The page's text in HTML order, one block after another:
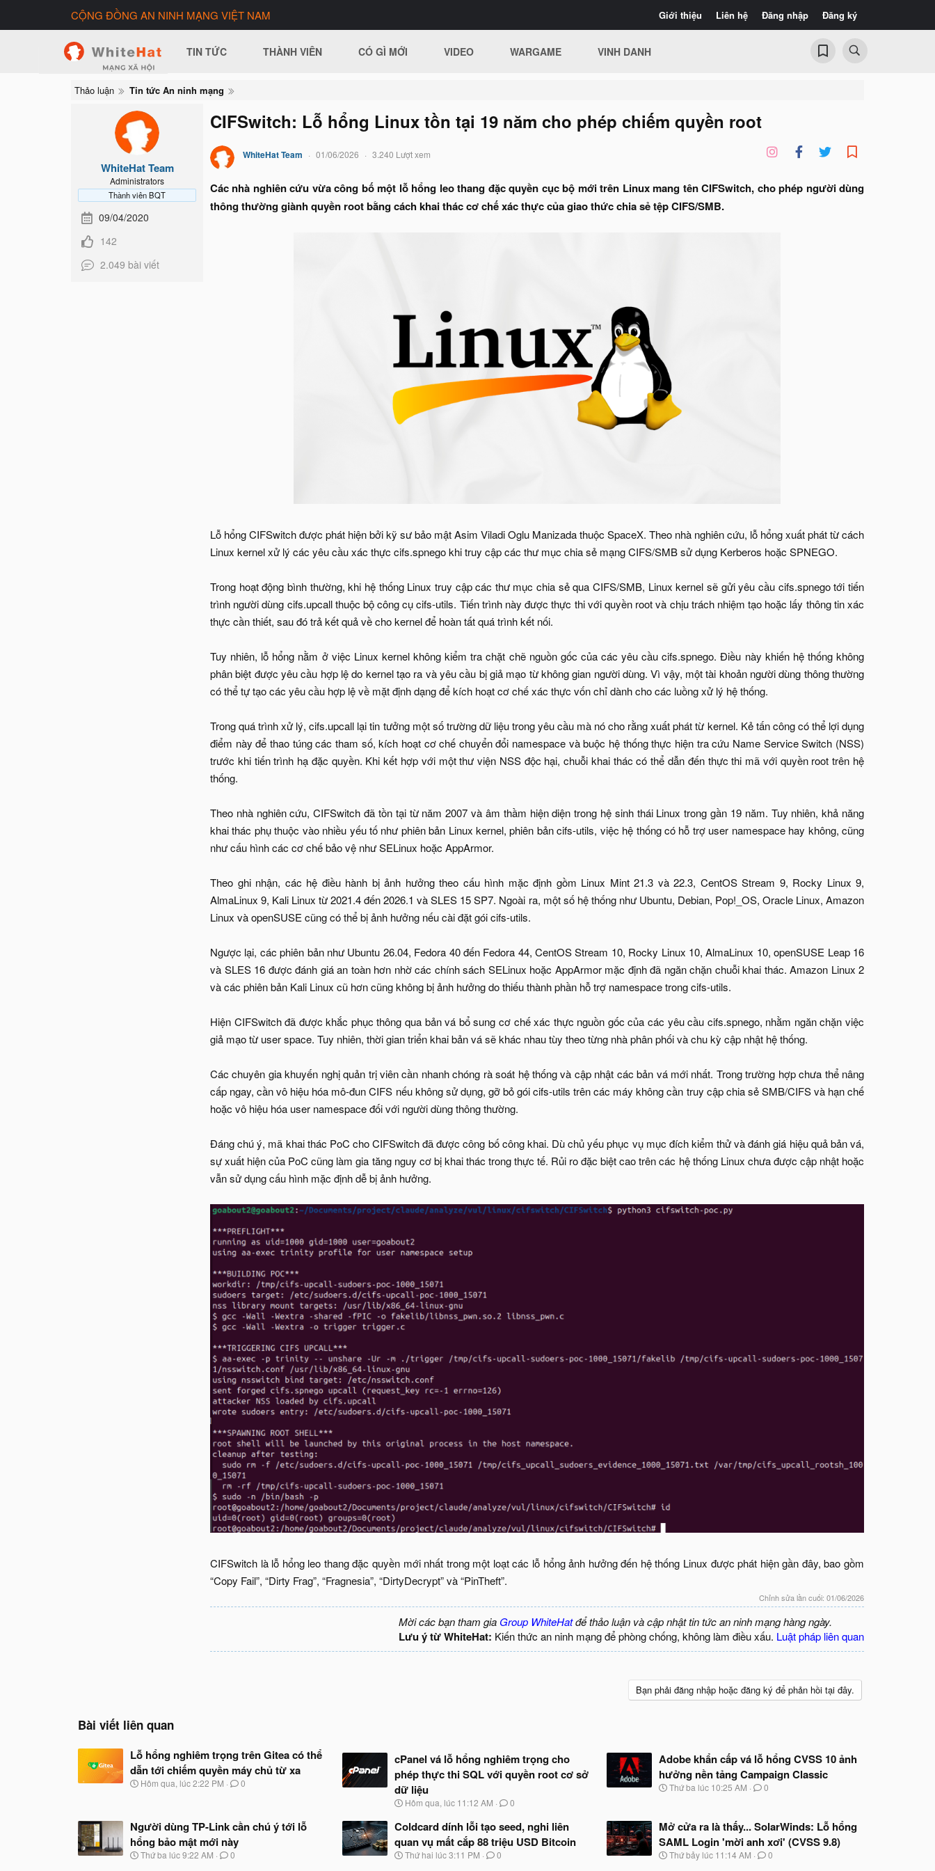
Giới thiệu Liên hệ Đăng nhập Đăng ký
CỘNG ĐỒNG AN NINH MẠNG VIỆT NAM
TIN TỨC THÀNH VIÊN CÓ GÌ MỚI VIDEO WARGAME VINH DANH
Thảo luận Tin tức An ninh mạng
WhiteHat Team
Administrators
Thành viên BQT
09/04/2020
142
2.049 bài viết
CIFSwitch: Lỗ hổng Linux tồn tại 19 năm cho phép chiếm quyền root
WhiteHat Team 01/06/2026 3.240 Lượt xem
Các nhà nghiên cứu vừa công bố một lỗ hổng leo thang đặc quyền cục bộ mới trên Linux mang tên CIFSwitch, cho phép người dùng
thông thường giành quyền root bằng cách khai thác cơ chế xác thực của giao thức chia sẻ tệp CIFS/SMB.
Lỗ hổng CIFSwitch được phát hiện bởi kỹ sư bảo mật Asim Viladi Oglu Manizada thuộc SpaceX. Theo nhà nghiên cứu, lỗ hổng xuất phát từ cách
Linux kernel xử lý các yêu cầu xác thực cifs.spnego khi truy cập các thư mục chia sẻ mạng CIFS/SMB sử dụng Kerberos hoặc SPNEGO.
Trong hoạt động bình thường, khi hệ thống Linux truy cập các thư mục chia sẻ qua CIFS/SMB, Linux kernel sẽ gửi yêu cầu cifs.spnego tới tiến
trình người dùng cifs.upcall thuộc bộ công cụ cifs-utils. Tiến trình này được thực thi với quyền root và chịu trách nhiệm tạo hoặc lấy thông tin xác
thực cần thiết, sau đó trả kết quả về cho kernel để hoàn tất quá trình kết nối.
Tuy nhiên, lỗ hổng nằm ở việc Linux kernel không kiểm tra chặt chẽ nguồn gốc của các yêu cầu cifs.spnego. Điều này khiến hệ thống không
phân biệt được yêu cầu hợp lệ do kernel tạo ra và yêu cầu bị giả mạo từ không gian người dùng. Vì vậy, một tài khoản người dùng thông thường
có thể tự tạo các yêu cầu hợp lệ về mặt định dạng để kích hoạt cơ chế xác thực vốn chỉ dành cho các luồng xử lý hệ thống.
Trong quá trình xử lý, cifs.upcall lại tin tưởng một số trường dữ liệu trong yêu cầu mà nó cho rằng xuất phát từ kernel. Kẻ tấn công có thể lợi dụng
điểm này để thao túng các tham số, kích hoạt cơ chế chuyển đổi namespace và buộc hệ thống thực hiện tra cứu Name Service Switch (NSS)
trước khi tiến trình hạ đặc quyền. Khi kết hợp với một thư viện NSS độc hại, chuỗi khai thác có thể dẫn đến thực thi mã với quyền root trên hệ
thống.
Theo nhà nghiên cứu, CIFSwitch đã tồn tại từ năm 2007 và âm thầm hiện diện trong hệ sinh thái Linux trong gần 19 năm. Tuy nhiên, khả năng
khai thác phụ thuộc vào nhiều yếu tố như phiên bản Linux kernel, phiên bản cifs-utils, việc hệ thống có hỗ trợ user namespace hay không, cũng
như cấu hình các cơ chế bảo vệ như SELinux hoặc AppArmor.
Theo ghi nhận, các hệ điều hành bị ảnh hưởng theo cấu hình mặc định gồm Linux Mint 21.3 và 22.3, CentOS Stream 9, Rocky Linux 9,
AlmaLinux 9, Kali Linux từ 2021.4 đến 2026.1 và SLES 15 SP7. Ngoài ra, một số hệ thống như Ubuntu, Debian, Pop!_OS, Oracle Linux, Amazon
Linux và openSUSE cũng có thể bị ảnh hưởng nếu cài đặt gói cifs-utils.
Ngược lại, các phiên bản như Ubuntu 26.04, Fedora 40 đến Fedora 44, CentOS Stream 10, Rocky Linux 10, AlmaLinux 10, openSUSE Leap 16
và SLES 16 được đánh giá an toàn hơn nhờ các chính sách SELinux hoặc AppArmor mặc định đã ngăn chặn chuỗi khai thác. Amazon Linux 2
và các phiên bản Kali Linux cũ hơn cũng không bị ảnh hưởng do thiếu thành phần hỗ trợ namespace trong cifs-utils.
Hiện CIFSwitch đã được khắc phục thông qua bản vá bổ sung cơ chế xác thực nguồn gốc của các yêu cầu cifs.spnego, nhằm ngăn chặn việc
giả mạo từ user space. Tuy nhiên, thời gian triển khai bản vá sẽ khác nhau tùy theo từng nhà phân phối và chu kỳ cập nhật hệ thống.
Các chuyên gia khuyến nghị quản trị viên cần nhanh chóng rà soát hệ thống và cập nhật các bản vá mới nhất. Trong trường hợp chưa thể nâng
cấp ngay, cần vô hiệu hóa mô-đun CIFS nếu không sử dụng, gỡ bỏ gói cifs-utils trên các máy không cần truy cập chia sẻ SMB/CIFS và hạn chế
hoặc vô hiệu hóa user namespace đối với người dùng thông thường.
Đáng chú ý, mã khai thác PoC cho CIFSwitch đã được công bố công khai. Dù chủ yếu phục vụ mục đích kiểm thử và đánh giá hiệu quả bản vá,
sự xuất hiện của PoC cũng làm gia tăng nguy cơ bị khai thác trong thực tế. Rủi ro đặc biệt cao trên các hệ thống Linux chưa được cập nhật hoặc
vẫn sử dụng cấu hình mặc định dễ bị ảnh hưởng.
CIFSwitch là lỗ hổng leo thang đặc quyền mới nhất trong một loạt các lỗ hổng ảnh hưởng đến hệ thống Linux được phát hiện gần đây, bao gồm
“Copy Fail”, “Dirty Frag”, “Fragnesia”, “DirtyDecrypt” và “PinTheft”.​
Chỉnh sửa lần cuối: 01/06/2026
Mời các bạn tham gia Group WhiteHatđể thảo luận và cập nhật tin tức an ninh mạng hàng ngày.
Lưu ý từ WhiteHat: Kiến thức an ninh mạng để phòng chống, không làm điều xấu. Luật pháp liên quan
Bạn phải đăng nhập hoặc đăng ký để phản hồi tại đây.
Bài viết liên quan
Lỗ hổng nghiêm trọng trên Gitea có thể
dẫn tới chiếm quyền máy chủ từ xa
N
b
ắ
t
đ
Hôm qua, lúc 2:22 PM 0
cPanel vá lỗ hổng nghiêm trọng cho
phép thực thi SQL với quyền root cơ sở
dữ liệu
N
à
b
ắ
Hôm qua, lúc 11:12 AM 0
Adobe khẩn cấp vá lỗ hổng CVSS 10 ảnh
hưởng nền tảng Campaign Classic
N
y
b
ắ
t
Thứ ba lúc 10:25 AM 0
Người dùng TP-Link cần chú ý tới lỗ
hổng bảo mật mới này
N
Thứ ba lúc 9:22 AM 0
Coldcard dính lỗi tạo seed, nghi liên
quan vụ mất cắp 88 triệu USD Bitcoin
N
Thứ hai lúc 3:11 PM 0
Mở cửa ra là thấy... SolarWinds: Lỗ hổng
SAML Login 'mời anh xơi' (CVSS 9.8)
N
Thứ bảy lúc 11:14 AM 0